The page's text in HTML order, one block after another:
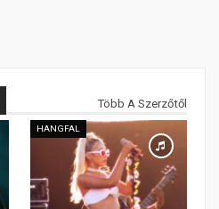
Több A Szerzőtől
HANGFAL